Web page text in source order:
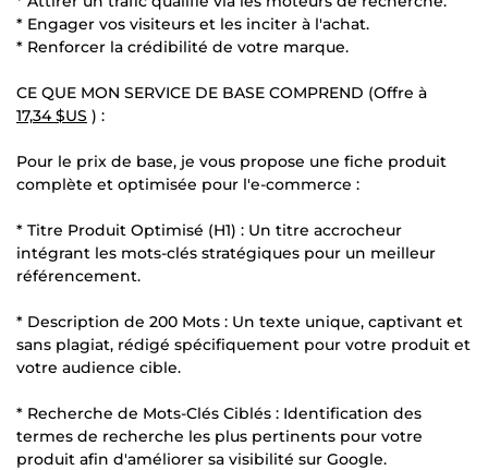
* Engager vos visiteurs et les inciter à l'achat.
* Renforcer la crédibilité de votre marque.
CE QUE MON SERVICE DE BASE COMPREND (Offre à
17,34 $US ) :
Pour le prix de base, je vous propose une fiche produit
complète et optimisée pour l'e-commerce :
* Titre Produit Optimisé (H1) : Un titre accrocheur
intégrant les mots-clés stratégiques pour un meilleur
référencement.
* Description de 200 Mots : Un texte unique, captivant et
sans plagiat, rédigé spécifiquement pour votre produit et
votre audience cible.
* Recherche de Mots-Clés Ciblés : Identification des
termes de recherche les plus pertinents pour votre
produit afin d'améliorer sa visibilité sur Google.